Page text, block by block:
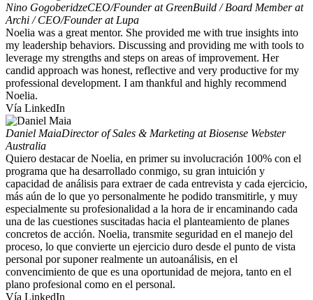
Nino GogoberidzeCEO/Founder at GreenBuild / Board Member at
Archi / CEO/Founder at Lupa
Noelia was a great mentor. She provided me with true insights into
my leadership behaviors. Discussing and providing me with tools to
leverage my strengths and steps on areas of improvement. Her
candid approach was honest, reflective and very productive for my
professional development. I am thankful and highly recommend
Noelia.
Vía LinkedIn
Daniel MaiaDirector of Sales & Marketing at Biosense Webster
Australia
Quiero destacar de Noelia, en primer su involucración 100% con el
programa que ha desarrollado conmigo, su gran intuición y
capacidad de análisis para extraer de cada entrevista y cada ejercicio,
más aún de lo que yo personalmente he podido transmitirle, y muy
especialmente su profesionalidad a la hora de ir encaminando cada
una de las cuestiones suscitadas hacia el planteamiento de planes
concretos de acción. Noelia, transmite seguridad en el manejo del
proceso, lo que convierte un ejercicio duro desde el punto de vista
personal por suponer realmente un autoanálisis, en el
convencimiento de que es una oportunidad de mejora, tanto en el
plano profesional como en el personal.
Vía LinkedIn